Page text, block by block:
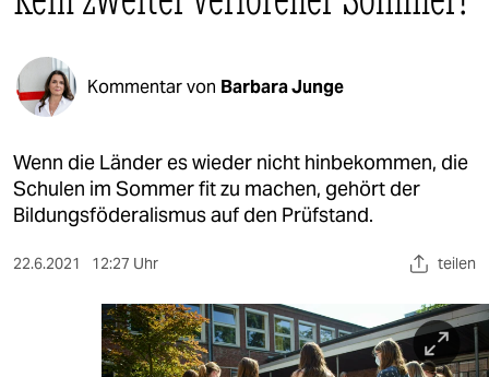
politik
öko
gesellschaft
kultur
sport
berlin
wahrheit
Kommentar von Barbara Junge
Wenn die Länder es wieder nicht hinbekommen, die
Schulen im Sommer fit zu machen, gehört der
Bildungsföderalismus auf den Prüfstand.
22.6.2021 12:27 Uhr teilen